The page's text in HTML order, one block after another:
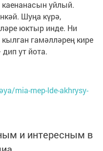
уйлый.
Шуңа күрә,
юктыр инде. Ни
гамәлләрең кире
ут йота.
mia-rnep-lde-akhrysy-
и интересным в